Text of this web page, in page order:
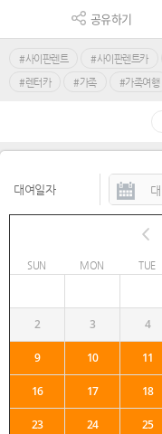
공유하기
#사이판렌트 #사이판렌트카
#렌터카
#가족 #가족여행
대여일자
SUN MON TUE
2 3 4
9 10 11
16 17 18
23 24 25